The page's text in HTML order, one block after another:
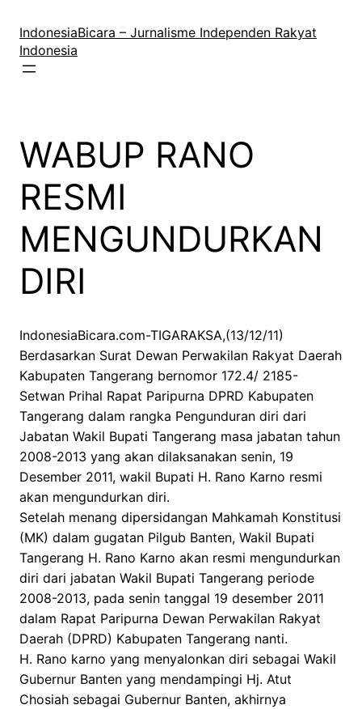
konten
IndonesiaBicara – Jurnalisme Independen Rakyat
Indonesia
WABUP RANO
RESMI
MENGUNDURKAN
DIRI
IndonesiaBicara.com-TIGARAKSA,(13/12/11)
Berdasarkan Surat Dewan Perwakilan Rakyat Daerah
Kabupaten Tangerang bernomor 172.4/ 2185-
Setwan Prihal Rapat Paripurna DPRD Kabupaten
Tangerang dalam rangka Pengunduran diri dari
Jabatan Wakil Bupati Tangerang masa jabatan tahun
2008-2013 yang akan dilaksanakan senin, 19
Desember 2011, wakil Bupati H. Rano Karno resmi
akan mengundurkan diri.
Setelah menang dipersidangan Mahkamah Konstitusi
(MK) dalam gugatan Pilgub Banten, Wakil Bupati
Tangerang H. Rano Karno akan resmi mengundurkan
diri dari jabatan Wakil Bupati Tangerang periode
2008-2013, pada senin tanggal 19 desember 2011
dalam Rapat Paripurna Dewan Perwakilan Rakyat
Daerah (DPRD) Kabupaten Tangerang nanti.
H. Rano karno yang menyalonkan diri sebagai Wakil
Gubernur Banten yang mendampingi Hj. Atut
Chosiah sebagai Gubernur Banten, akhirnya